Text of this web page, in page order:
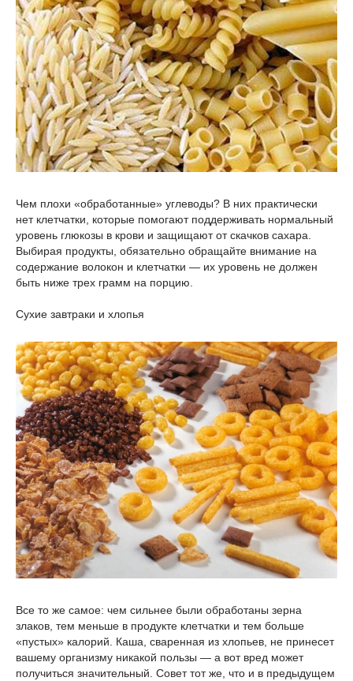
Чем плохи «обработанные» углеводы? В них практически
нет клетчатки, которые помогают поддерживать нормальный
уровень глюкозы в крови и защищают от скачков сахара.
Выбирая продукты, обязательно обращайте внимание на
содержание волокон и клетчатки — их уровень не должен
быть ниже трех грамм на порцию.
Сухие завтраки и хлопья
Все то же самое: чем сильнее были обработаны зерна
злаков, тем меньше в продукте клетчатки и тем больше
«пустых» калорий. Каша, сваренная из хлопьев, не принесет
вашему организму никакой пользы — а вот вред может
получиться значительный. Совет тот же, что и в предыдущем